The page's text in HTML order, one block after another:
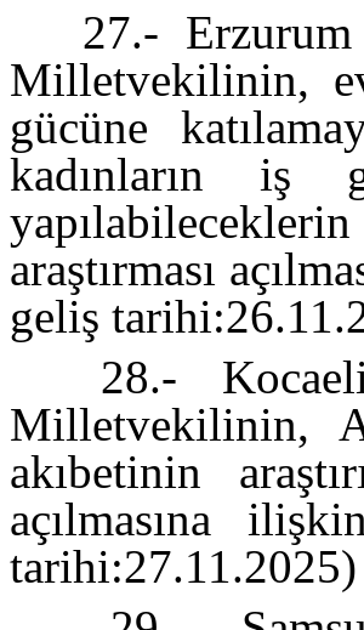
27.-
Milletvekilinin,
gücüne
kadınların iş
araştırması
geliş
28.-
Milletvekilinin,
akıbetinin
açılmasına
tarihi:27.11.2025)